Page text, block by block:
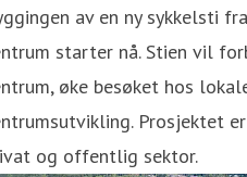
av en ny sykkelsti
starter nå. Stien vil
øke besøket hos
Prosjektet
og offentlig sektor.